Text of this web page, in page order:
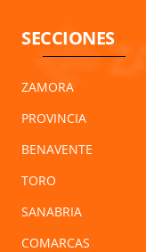
SECCIONES
ZAMORA
PROVINCIA
BENAVENTE
TORO
SANABRIA
COMARCAS